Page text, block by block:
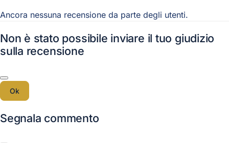
Ancora nessuna recensione da parte degli utenti.
Non è stato possibile inviare il tuo giudizio
sulla recensione
Ok
Segnala commento